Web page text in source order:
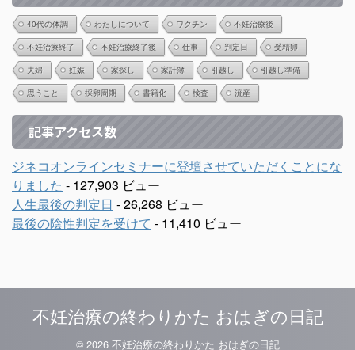
40代の体調 わたしについて ワクチン 不妊治療後
不妊治療終了 不妊治療終了後 仕事 判定日 受精卵
夫婦 妊娠 家探し 家計簿 引越し 引越し準備
思うこと 採卵周期 書籍化 検査 流産
記事アクセス数
ジネコオンラインセミナーに登壇させていただくことにな
りました - 127,903 ビュー
人生最後の判定日 - 26,268 ビュー
最後の陰性判定を受けて - 11,410 ビュー
不妊治療の終わりかた おはぎの日記
© 2026 不妊治療の終わりかた おはぎの日記